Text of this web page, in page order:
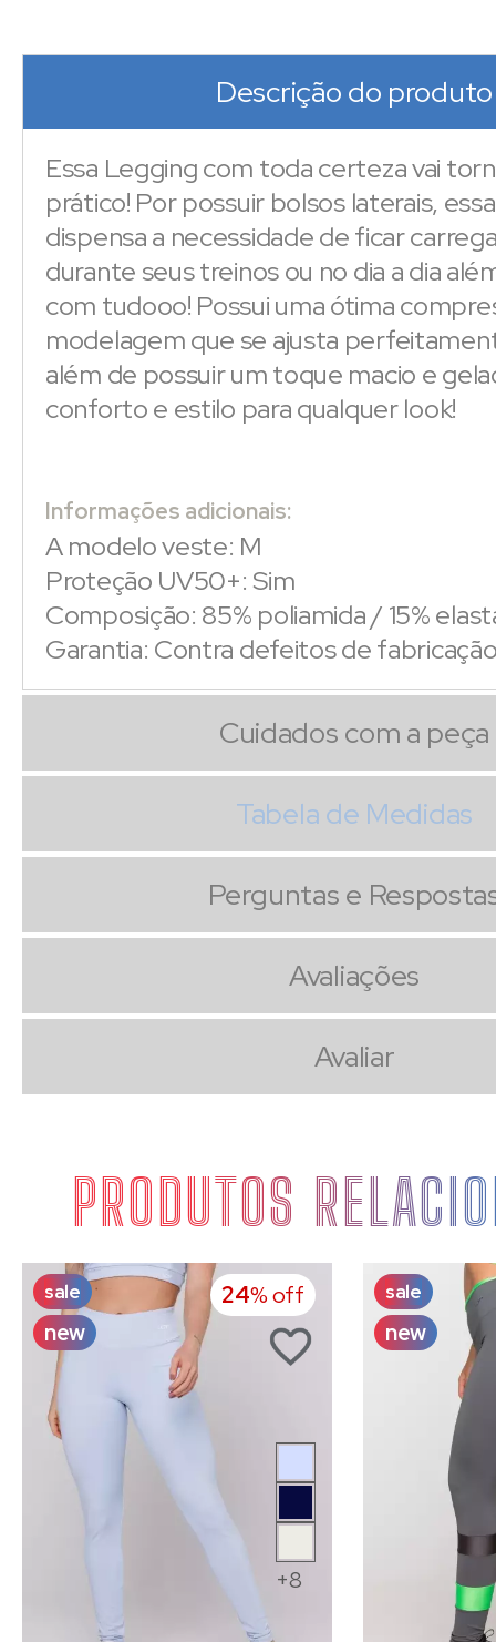
Descrição do produto
Essa Legging com toda certeza vai
prático! Por possuir bolsos laterais,
dispensa a necessidade de ficar
durante seus treinos ou no dia a dia
com tudooo! Possui uma ótima
modelagem que se ajusta
além de possuir um toque macio e
conforto e estilo para qualquer look!
Informações adicionais:
A modelo veste: M
Proteção UV50+: Sim
Composição: 85% poliamida / 15%
Garantia: Contra defeitos de
Cuidados com a peça
Tabela de Medidas
Perguntas e
Avaliações
Avaliar
PRODUTOS
sale
new
24% off
+8
sale
new